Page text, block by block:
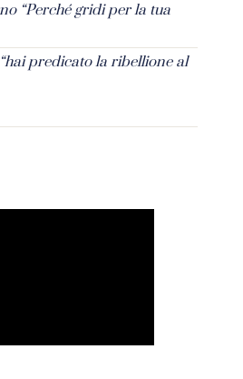
“Perché gridi per la tua
predicato la ribellione al